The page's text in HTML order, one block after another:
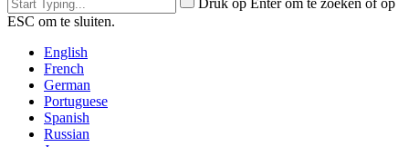
ESC om te sluiten.
English
French
German
Portuguese
Spanish
Russian